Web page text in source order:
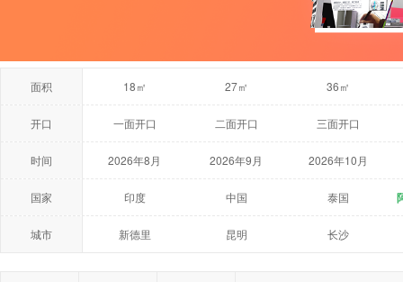
面积 18㎡ 27㎡ 36㎡
开口 一面开口 二面开口 三面开口
时间 2026年8月 2026年9月 2026年10月
2027年5月 2027年6月 2027年7月
国家 印度 中国 泰国
荷兰 美国 澳大利亚
城市 新德里 昆明 长沙